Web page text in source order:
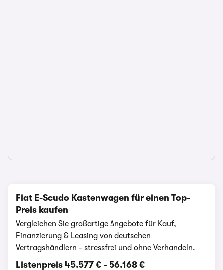
Fiat E-Scudo Kastenwagen für einen Top-
Preis kaufen
Vergleichen Sie großartige Angebote für Kauf,
Finanzierung & Leasing von deutschen
Vertragshändlern - stressfrei und ohne Verhandeln.
Listenpreis 45.577 € - 56.168 €